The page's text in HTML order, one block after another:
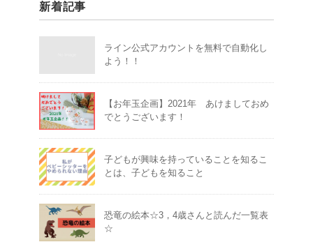
新着記事
ライン公式アカウントを無料で自動化し
よう！！
【お年玉企画】2021年 あけましておめ
でとうございます！
子どもが興味を持っていることを知るこ
とは、子どもを知ること
恐竜の絵本☆3，4歳さんと読んだ一覧表
☆